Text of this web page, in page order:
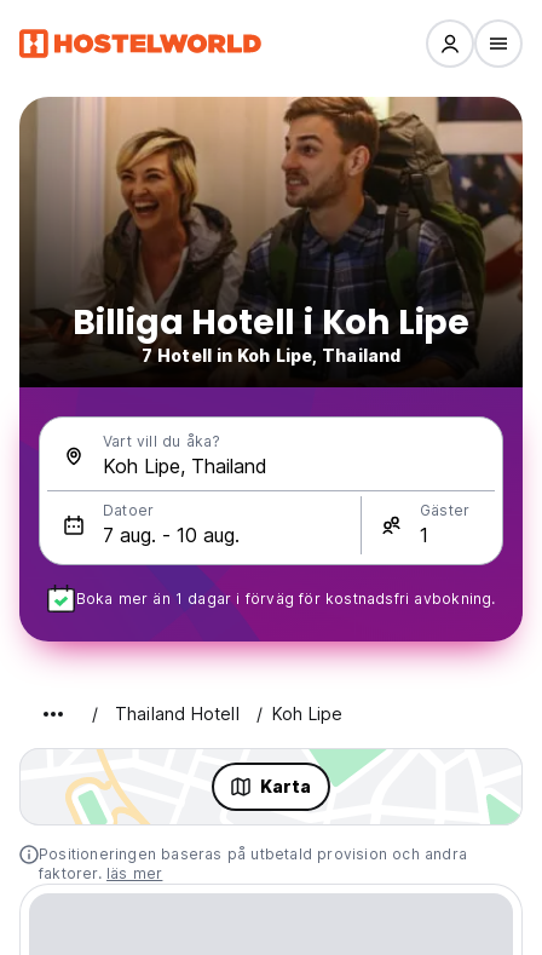
Billiga Hotell i Koh Lipe
7 Hotell in Koh Lipe, Thailand
Vart vill du åka?
Datoer Gäster
Boka mer än 1 dagar i förväg för kostnadsfri avbokning.
Thailand Hotell Koh Lipe
Karta
Positioneringen baseras på utbetald provision och andra
faktorer. läs mer